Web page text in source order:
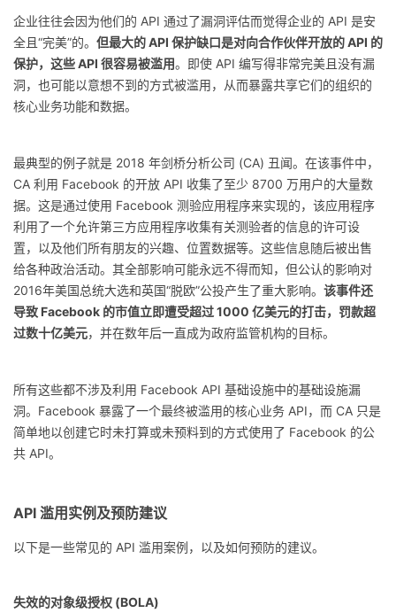
企业往往会因为他们的 API 通过了漏洞评估而觉得企业的 API 是安
全且“完美”的。 但最大的 API 保护缺口是对向合作伙伴开放的 API 的
保护，这些 API 很容易被滥用。即使 API 编写得非常完美且没有漏
洞，也可能以意想不到的方式被滥用，从而暴露共享它们的组织的
核心业务功能和数据。
最典型的例子就是 2018 年剑桥分析公司 (CA) 丑闻。在该事件中，
CA 利用 Facebook 的开放 API 收集了至少 8700 万用户的大量数
据。这是通过使用 Facebook 测验应用程序来实现的，该应用程序
利用了一个允许第三方应用程序收集有关测验者的信息的许可设
置，以及他们所有朋友的兴趣、位置数据等。这些信息随后被出售
给各种政治活动。其全部影响可能永远不得而知，但公认的影响对
2016年美国总统大选和英国“脱欧”公投产生了重大影响。 该事件还
导致 Facebook 的市值立即遭受超过 1000 亿美元的打击，罚款超
过数十亿美元，并在数年后一直成为政府监管机构的目标。
所有这些都不涉及利用 Facebook API 基础设施中的基础设施漏
洞。Facebook 暴露了一个最终被滥用的核心业务 API，而 CA 只是
简单地以创建它时未打算或未预料到的方式使用了 Facebook 的公
共 API。
API 滥用实例及预防建议
以下是一些常见的 API 滥用案例，以及如何预防的建议。
失效的对象级授权 (BOLA)